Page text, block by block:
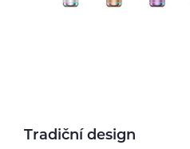
Tradiční design